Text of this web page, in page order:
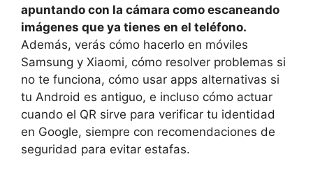
apuntando con la cámara como escaneando
imágenes que ya tienes en el teléfono.
Además, verás cómo hacerlo en móviles
Samsung y Xiaomi, cómo resolver problemas si
no te funciona, cómo usar apps alternativas si
tu Android es antiguo, e incluso cómo actuar
cuando el QR sirve para verificar tu identidad
en Google, siempre con recomendaciones de
seguridad para evitar estafas.